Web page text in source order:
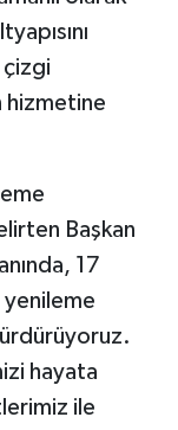
çizgi
hizmetine
Başkan
17
yenileme
hayata
ile